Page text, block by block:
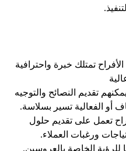
تمتلك خبرة واحترافية
تقديم النصائح والتوجيه
أو الفعالية تسير بسلاسة.
تعمل على تقديم حلول
ورغبات العملاء.
الخاصة بالعروسين.